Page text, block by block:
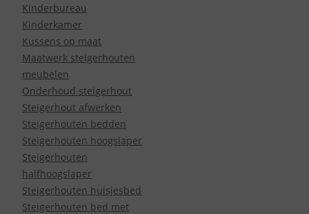
Kinderbureau
Kinderkamer
Kussens op maat
Maatwerk steigerhouten
meubelen
Onderhoud steigerhout
Steigerhout afwerken
Steigerhouten bedden
Steigerhouten hoogslaper
Steigerhouten
halfhoogslaper
Steigerhouten huisjesbed
Steigerhouten bed met